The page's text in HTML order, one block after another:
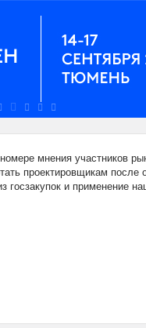
мнения участников
проектировщикам
госзакупок и применение